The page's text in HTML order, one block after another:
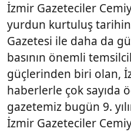
İzmir Gazeteciler
yurdun kurtuluş
Gazetesi ile daha da
basının önemli
güçlerinden biri olan,
haberlerle çok sayıda
gazetemiz bugün 9.
İzmir Gazeteciler